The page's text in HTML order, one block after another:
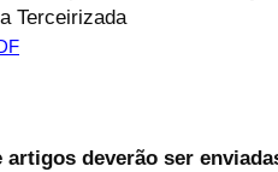
Terceirizada
artigos deverão ser